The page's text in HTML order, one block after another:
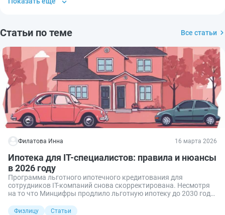
Статьи по теме Все статьи
Филатова Инна 16 марта 2026
Ипотека для IT-специалистов: правила и нюансы
в 2026 году
Программа льготного ипотечного кредитования для
сотрудников IT-компаний снова скорректирована. Несмотря
на то что Минцифры продлило льготную ипотеку до 2030 года,
привязана к аккредитации компании-работодателя.
Физлицу
Статьи